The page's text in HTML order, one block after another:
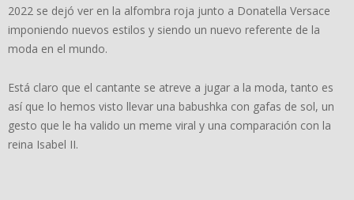
2022 se dejó ver en la alfombra roja junto a Donatella Versace
imponiendo nuevos estilos y siendo un nuevo referente de la
moda en el mundo.
Está claro que el cantante se atreve a jugar a la moda, tanto es
así que lo hemos visto llevar una babushka con gafas de sol, un
gesto que le ha valido un meme viral y una comparación con la
reina Isabel II.